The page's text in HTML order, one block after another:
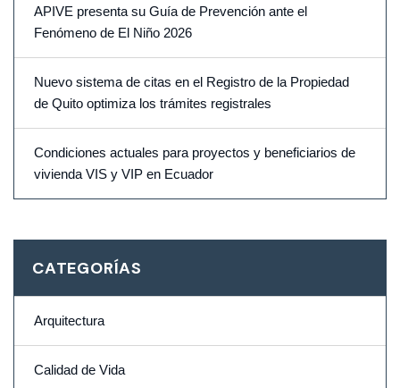
APIVE presenta su Guía de Prevención ante el
Fenómeno de El Niño 2026
Nuevo sistema de citas en el Registro de la Propiedad
de Quito optimiza los trámites registrales
Condiciones actuales para proyectos y beneficiarios de
vivienda VIS y VIP en Ecuador
CATEGORÍAS
Arquitectura
Calidad de Vida